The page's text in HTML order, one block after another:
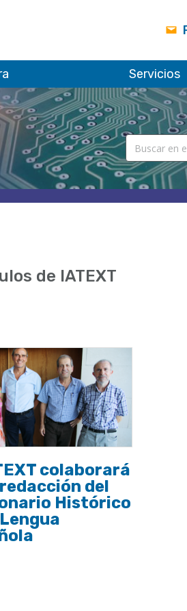
Servicios
de IATEXT
colaborará
del
Histórico